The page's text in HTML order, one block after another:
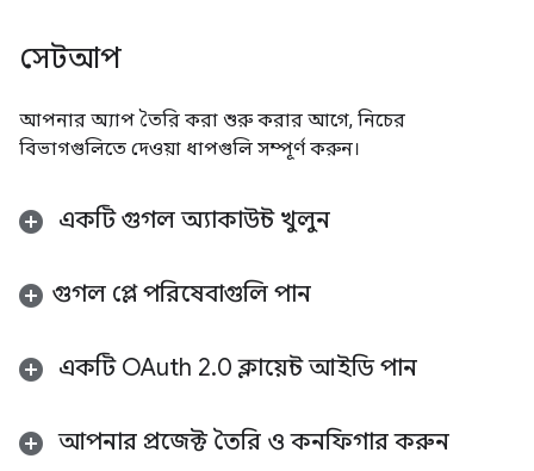
সেটআপ
আপনার অ্যাপ তৈরি করা শুরু করার আগে, নিচের
বিভাগগুলিতে দেওয়া ধাপগুলি সম্পূর্ণ করুন।
একটি গুগল অ্যাকাউন্ট খুলুন
গুগল প্লে পরিষেবাগুলি পান
একটি OAuth 2.0 ক্লায়েন্ট আইডি পান
আপনার প্রজেক্ট তৈরি ও কনফিগার করুন